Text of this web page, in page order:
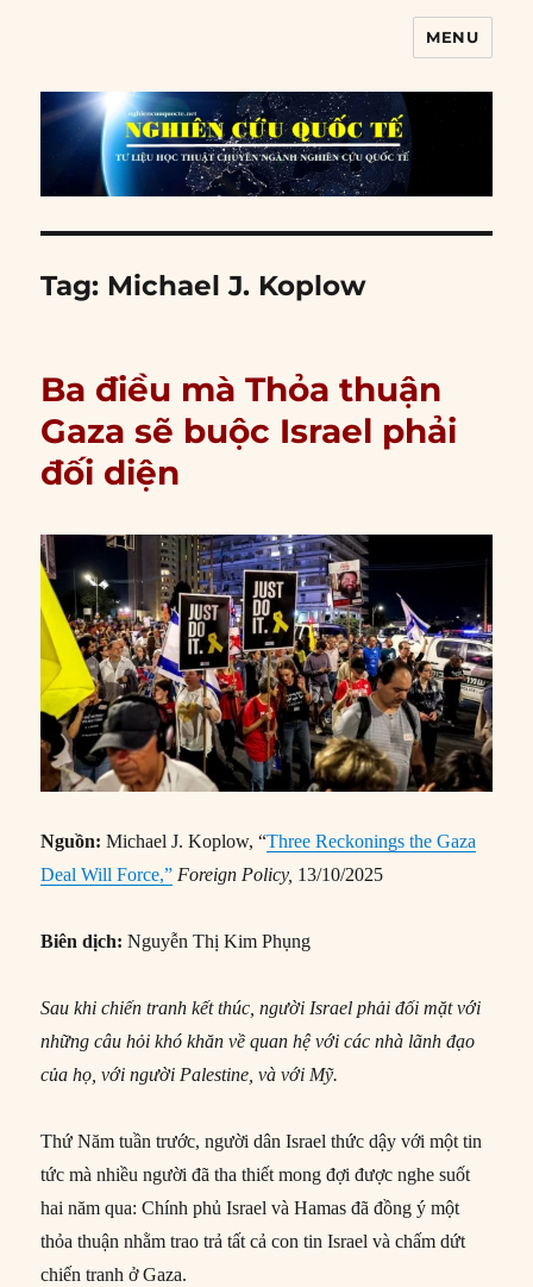
MENU
Tag: Michael J. Koplow
Ba điều mà Thỏa thuận
Gaza sẽ buộc Israel phải
đối diện
Nguồn:Michael J. Koplow, “Three Reckonings the Gaza
Deal Will Force,” Foreign Policy, 13/10/2025
Biên dịch: Nguyễn Thị Kim Phụng
Sau khi chiến tranh kết thúc, người Israel phải đối mặt với
những câu hỏi khó khăn về quan hệ với các nhà lãnh đạo
của họ, với người Palestine, và với Mỹ.
Thứ Năm tuần trước, người dân Israel thức dậy với một tin
tức mà nhiều người đã tha thiết mong đợi được nghe suốt
hai năm qua: Chính phủ Israel và Hamas đã đồng ý một
thỏa thuận nhằm trao trả tất cả con tin Israel và chấm dứt
chiến tranh ở Gaza.